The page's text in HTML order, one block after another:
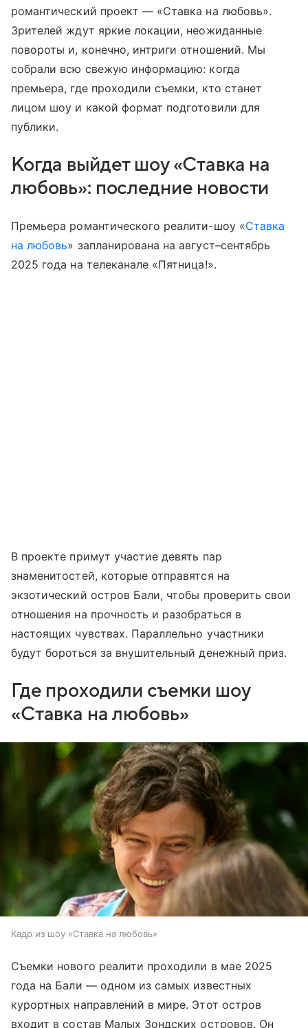
романтический проект — «Ставка на любовь».
Зрителей ждут яркие локации, неожиданные
повороты и, конечно, интриги отношений. Мы
собрали всю свежую информацию: когда
премьера, где проходили съемки, кто станет
лицом шоу и какой формат подготовили для
публики.
Когда выйдет шоу «Ставка на
любовь»: последние новости
Премьера романтического реалити-шоу «Ставка
на любовь» запланирована на август–сентябрь
2025 года на телеканале «Пятница!».
В проекте примут участие девять пар
знаменитостей, которые отправятся на
экзотический остров Бали, чтобы проверить свои
отношения на прочность и разобраться в
настоящих чувствах. Параллельно участники
будут бороться за внушительный денежный приз.
Где проходили съемки шоу
«Ставка на любовь»
Кадр из шоу «Ставка на любовь»
Съемки нового реалити проходили в мае 2025
года на Бали — одном из самых известных
курортных направлений в мире. Этот остров
входит в состав Малых Зондских островов. Он